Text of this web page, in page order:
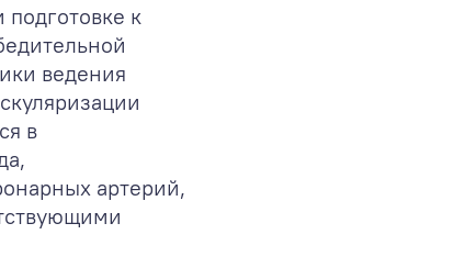
к
ведения
в
артерий,